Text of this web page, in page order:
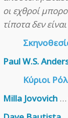
οι εχθροί
τίποτα δεν
Paul W.S.
Κύριοι
Milla Jovovich …